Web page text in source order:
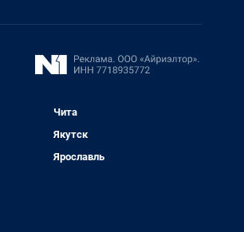
Чита
Якутск
Ярославль